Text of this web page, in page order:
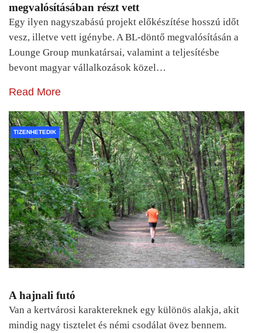
megvalósításában részt vett
Egy ilyen nagyszabású projekt előkészítése hosszú időt
vesz, illetve vett igénybe. A BL-döntő megvalósításán a
Lounge Group munkatársai, valamint a teljesítésbe
bevont magyar vállalkozások közel…
Read More
TIZENHETEDIK
A hajnali futó
Van a kertvárosi karaktereknek egy különös alakja, akit
mindig nagy tisztelet és némi csodálat övez bennem.